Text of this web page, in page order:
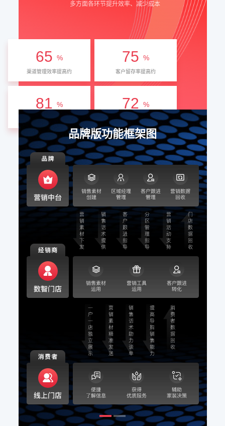
多方面各环节提升效率、减少成本
65 %
渠道管理效率提高约
75 %
客户留存率提高约
81 %
客户转化率提高约
72 %
转化周期缩短
品牌版功能框架图